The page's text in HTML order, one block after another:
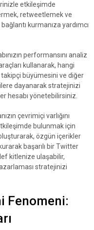
etkileşimde
retweetlemek ve
kurmanıza yardımcı
performansını analiz
kullanarak, hangi
büyümesini ve diğer
dayanarak stratejinizi
hesabı yönetebilirsiniz.
çevrimiçi varlığını
bulunmak için
özgün içerikler
başarılı bir Twitter
kitlenize ulaşabilir,
stratejinizi
Fenomeni: